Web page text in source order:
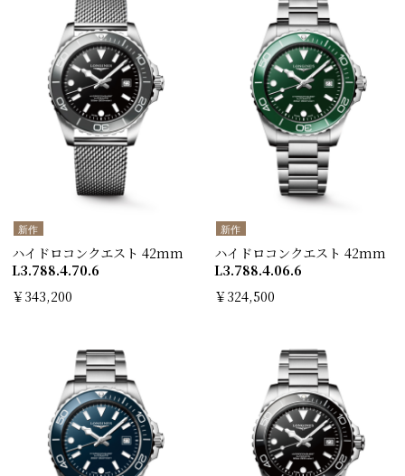
新作
ハイドロコンクエスト 42mm
L3.788.4.70.6
￥343,200
新作
ハイドロコンクエスト 42mm
L3.788.4.06.6
￥324,500